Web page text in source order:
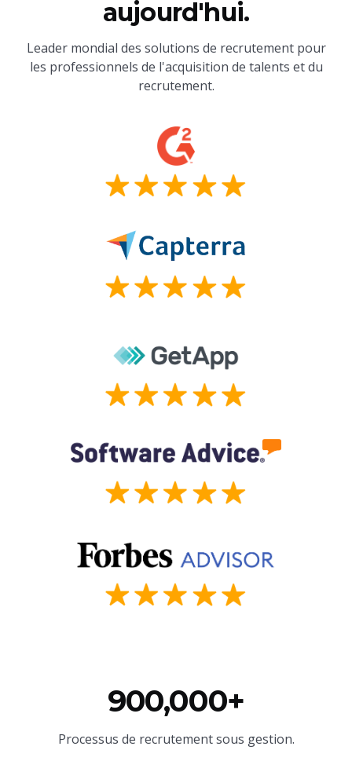
aujourd'hui.
Leader mondial des solutions de recrutement pour
les professionnels de l'acquisition de talents et du
recrutement.
900,000+
Processus de recrutement sous gestion.